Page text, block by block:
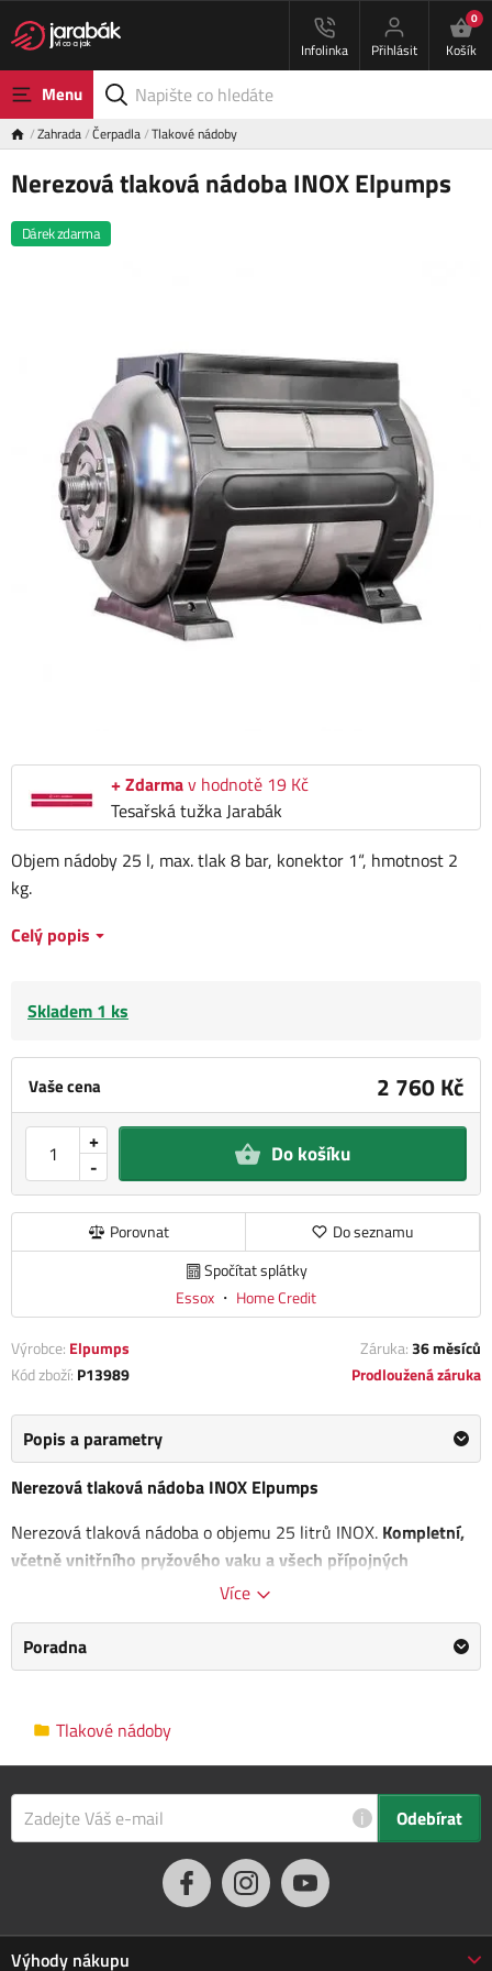
Infolinka Přihlásit
0
Košík
Menu
Zahrada Čerpadla Tlakové nádoby
Nerezová tlaková nádoba INOX Elpumps
Dárek zdarma
+ Zdarmav hodnotě 19 Kč
Tesařská tužka Jarabák
Vaše cena 2 760 Kč
-
+ Do košíku
Porovnat
Do seznamu
Spočítat splátky
Essox ・ Home Credit
Objem nádoby 25 l, max. tlak 8 bar, konektor 1“, hmotnost 2
kg.
Celý popis
Skladem 1 ks
Výrobce: Elpumps Záruka:36 měsíců
Kód zboží: P13989 Prodloužená záruka
Popis a parametry
Nerezová tlaková nádoba INOX Elpumps
Nerezová tlaková nádoba o objemu 25 litrů INOX. Kompletní,
včetně vnitřního pryžového vaku a všech přípojných
Konektor: 1“
Výrobce
Elpumps/Informace o výrobci
Hmotnost
25 l
8 bar
Více
Poradna
Tlakové nádoby
i Odebírat
Výhody nákupu